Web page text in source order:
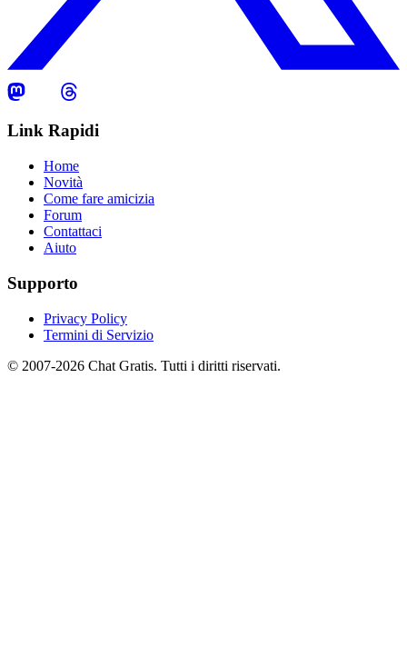
Link Rapidi
Home
Novità
Come fare amicizia
Forum
Contattaci
Aiuto
Supporto
Privacy Policy
Termini di Servizio
© 2007-2026 Chat Gratis. Tutti i diritti riservati.